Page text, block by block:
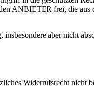
ANBIETER frei, die aus
aber nicht
Widerrufsrecht nicht